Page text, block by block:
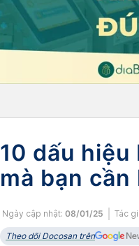
10 dấu
mà bạn
Ngày cập nhật: 08/01/25 Tác
Theo dõi Docosan trên